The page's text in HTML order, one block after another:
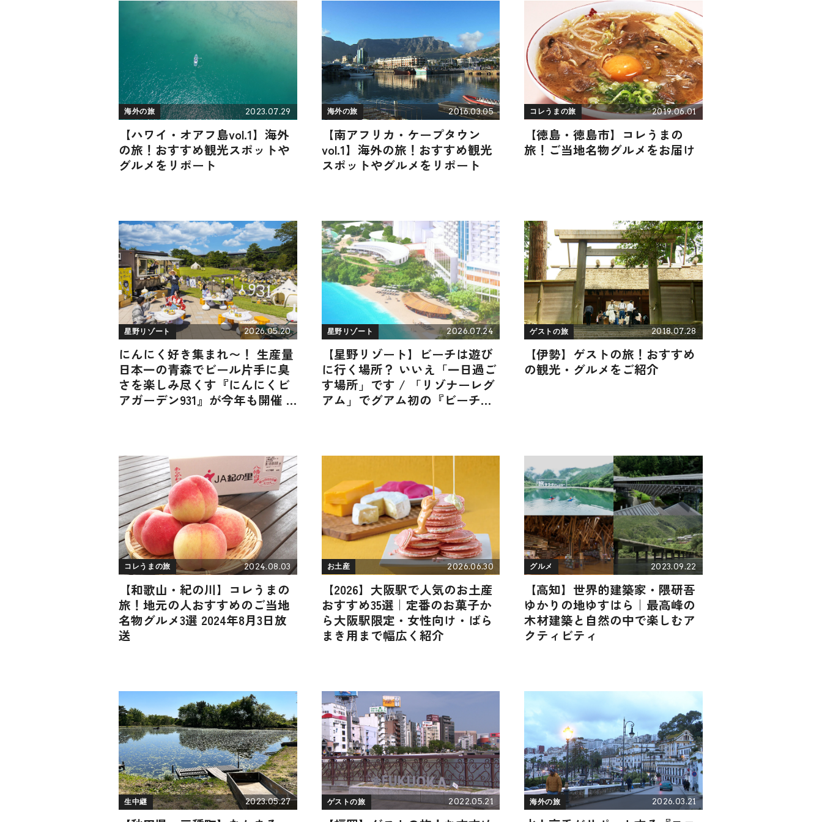
海外の旅 2023.07.29
【ハワイ・オアフ島vol.1】海外
の旅！おすすめ観光スポットや
グルメをリポート
海外の旅 2016.03.05
【南アフリカ・ケープタウン
vol.1】海外の旅！おすすめ観光
スポットやグルメをリポート
コレうまの旅 2019.06.01
【徳島・徳島市】コレうまの
旅！ご当地名物グルメをお届け
星野リゾート 2026.05.20
にんにく好き集まれ〜！ 生産量
日本一の青森でビール片手に臭
さを楽しみ尽くす『にんにくビ
アガーデン931』が今年も開催 /
星野リゾート 2026.07.24
【星野リゾート】ビーチは遊び
に行く場所？ いいえ「一日過ご
す場所」です / 「リゾナーレグ
アム」でグアム初の『ビーチク
ゲストの旅 2018.07.28
【伊勢】ゲストの旅！おすすめ
の観光・グルメをご紹介
コレうまの旅 2024.08.03
【和歌山・紀の川】コレうまの
旅！地元の人おすすめのご当地
名物グルメ3選 2024年8月3日放
送
お土産 2026.06.30
【2026】大阪駅で人気のお土産
おすすめ35選｜定番のお菓子か
ら大阪駅限定・女性向け・ばら
まき用まで幅広く紹介
グルメ 2023.09.22
【高知】世界的建築家・隈研吾
ゆかりの地ゆすはら｜最高峰の
木材建築と自然の中で楽しむア
クティビティ
生中継 2023.05.27 ゲストの旅 2022.05.21 海外の旅 2026.03.21